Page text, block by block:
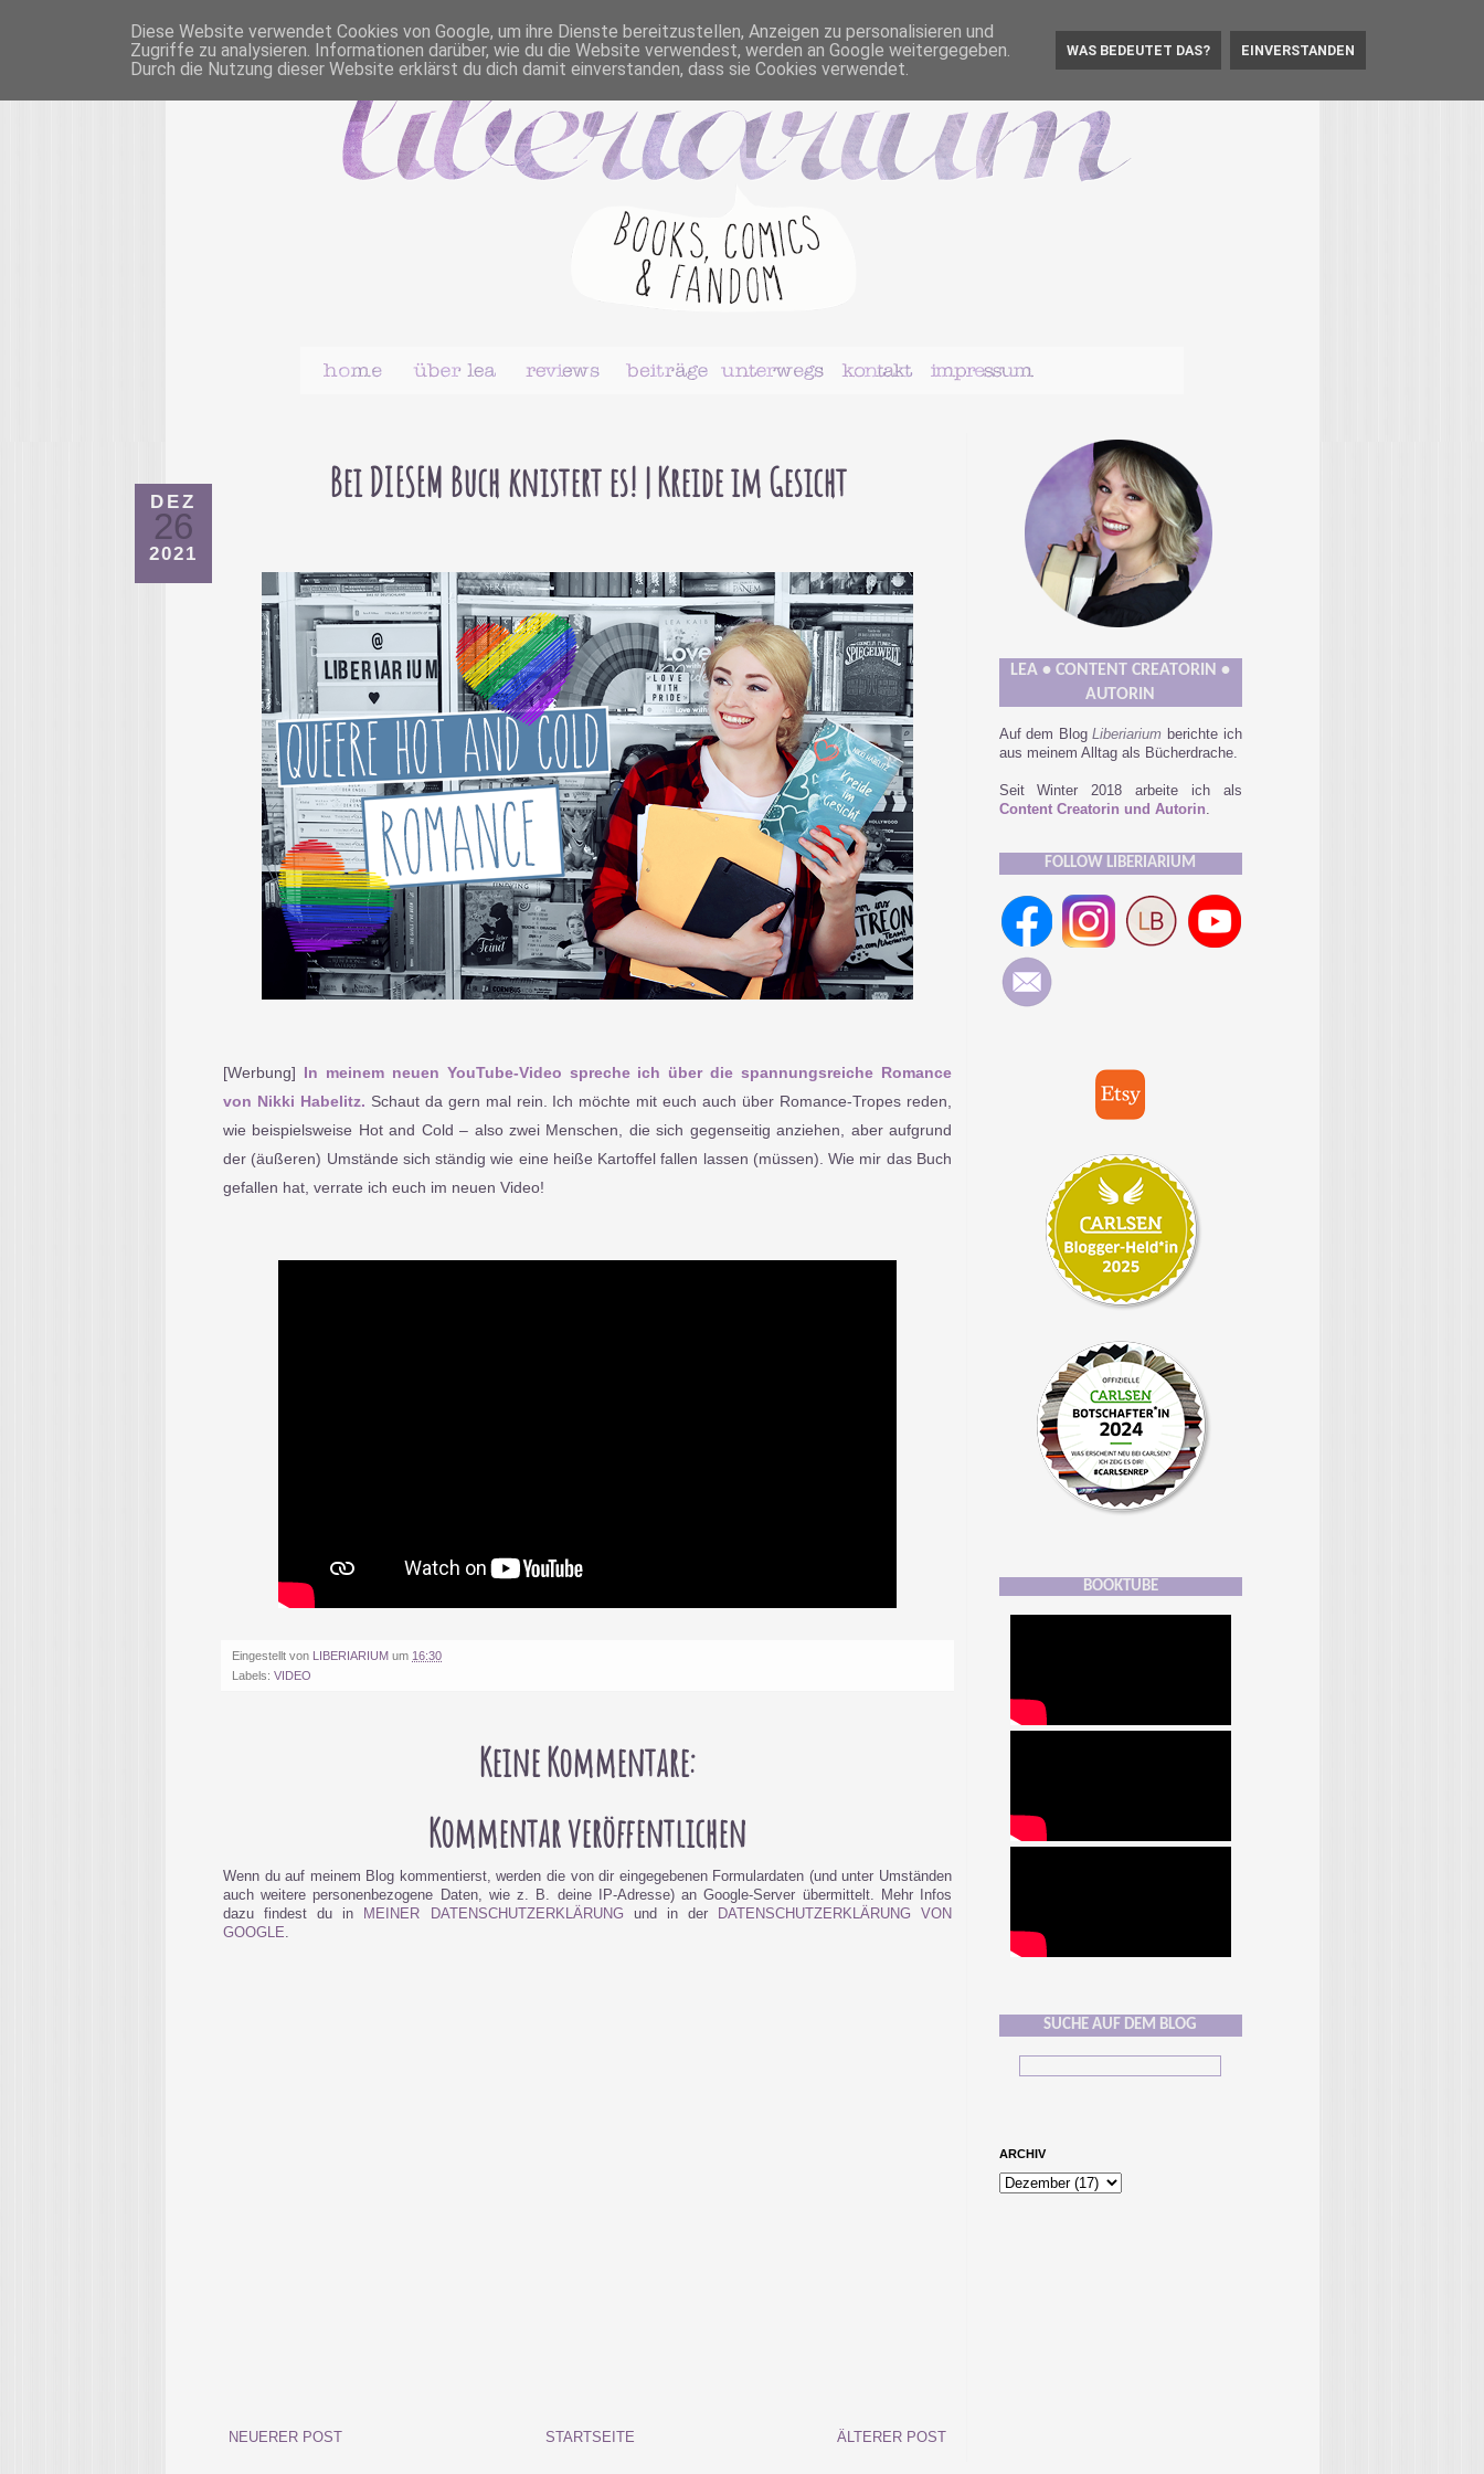
DEZ
26
2021
Bei DIESEM Buch knistert es! | Kreide im Gesicht
[Werbung] In meinem neuen YouTube-Video spreche ich über die spannungsreiche Romance
von Nikki Habelitz. Schaut da gern mal rein. Ich möchte mit euch auch über Romance-Tropes reden,
wie beispielsweise Hot and Cold – also zwei Menschen, die sich gegenseitig anziehen, aber aufgrund
der (äußeren) Umstände sich ständig wie eine heiße Kartoffel fallen lassen (müssen). Wie mir das Buch
gefallen hat, verrate ich euch im neuen Video!
Eingestellt von LIBERIARIUM um 16:30
Labels: VIDEO
Keine Kommentare:
Kommentar veröffentlichen
Wenn du auf meinem Blog kommentierst, werden die von dir eingegebenen Formulardaten (und unter Umständen
auch weitere personenbezogene Daten, wie z. B. deine IP-Adresse) an Google-Server übermittelt. Mehr Infos
dazu findest du in
MEINER DATENSCHUTZERKLÄRUNG und in der
DATENSCHUTZERKLÄRUNG VON
GOOGLE.
NEUERER POST ÄLTERER POST
STARTSEITE
LEA • CONTENT CREATORIN •
AUTORIN
Auf dem BlogLiberiarium berichte ich
aus meinem Alltag als Bücherdrache.
Seit Winter 2018 arbeite ich als
Content Creatorin und Autorin.
FOLLOW LIBERIARIUM
BOOKTUBE
SUCHE AUF DEM BLOG
ARCHIV
Diese Website verwendet Cookies von Google, um ihre Dienste bereitzustellen, Anzeigen zu personalisieren und
Zugriffe zu analysieren. Informationen darüber, wie du die Website verwendest, werden an Google weitergegeben.
Durch die Nutzung dieser Website erklärst du dich damit einverstanden, dass sie Cookies verwendet.
WAS BEDEUTET DAS? EINVERSTANDEN